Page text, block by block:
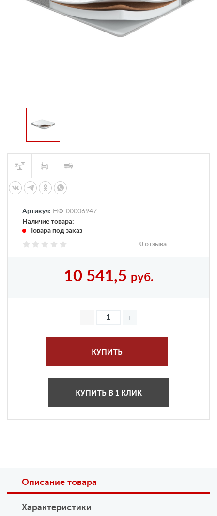
Артикул: НФ-00006947
Наличие товара:
Товара под заказ
0 отзыва
10 541,5 руб.
КУПИТЬ
КУПИТЬ В 1 КЛИК
Описание товара
Характеристики